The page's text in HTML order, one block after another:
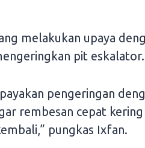
melakukan upaya
pit eskalator.
pengeringan
rembesan cepat kering
pungkas Ixfan.